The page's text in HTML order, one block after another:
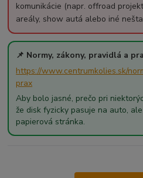
komunikácie (napr. offroad
areály, show autá alebo iné
📌 Normy, zákony, pravidlá a
https://www.centrumkolies.sk/
prax
Aby bolo jasné, prečo pri
že disk fyzicky pasuje na auto,
papierová stránka.